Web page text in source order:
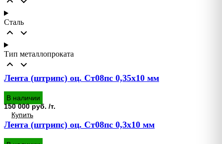
Сталь
Тип металлопроката
Лента (штрипс) оц. Ст08пс 0,35х10 мм
В наличии
150 000 руб. /т.
Купить
Лента (штрипс) оц. Ст08пс 0,3х10 мм